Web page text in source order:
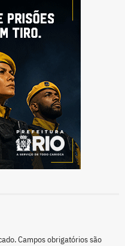
Campos obrigatórios são